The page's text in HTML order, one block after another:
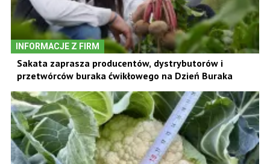
INFORMACJE Z FIRM
Sakata zaprasza producentów, dystrybutorów i
przetwórców buraka ćwikłowego na Dzień Buraka